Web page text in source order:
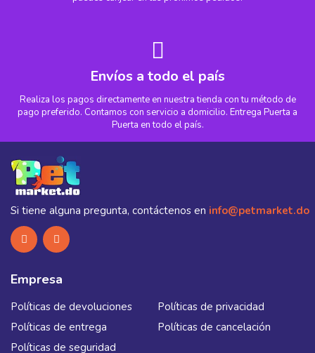
Envíos a todo el país
Realiza los pagos directamente en nuestra tienda con tu método de
pago preferido. Contamos con servicio a domicilio. Entrega Puerta a
Puerta en todo el país.
Si tiene alguna pregunta, contáctenos en info@petmarket.do
Empresa
Políticas de devoluciones
Políticas de privacidad
Políticas de entrega
Políticas de cancelación
Políticas de seguridad